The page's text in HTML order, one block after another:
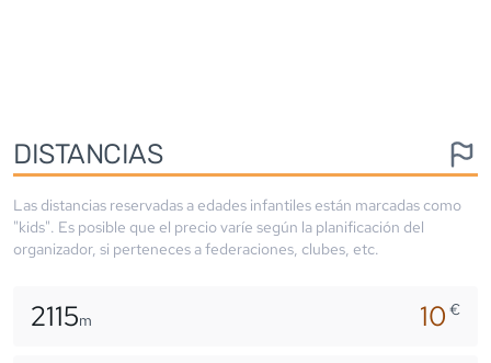
DISTANCIAS
Las distancias reservadas a edades infantiles están marcadas como
"kids". Es posible que el precio varíe según la planificación del
organizador, si perteneces a federaciones, clubes, etc.
2115m 10€